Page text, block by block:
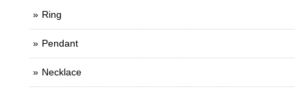
Ring
Pendant
Necklace